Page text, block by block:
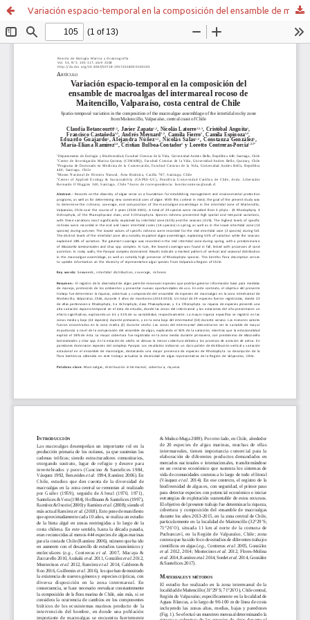
Variación espacio-temporal en la composición del ensamble de macroalgas del intermareal rocoso de Maitencillo, Valparaíso, costa central de Chile